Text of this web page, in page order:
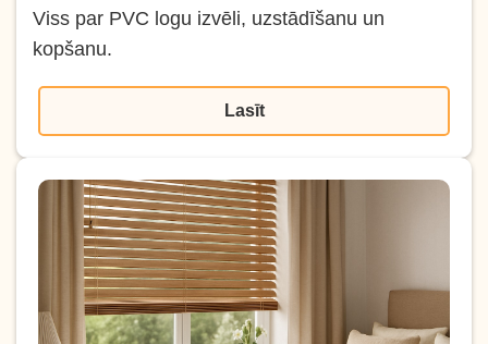
Viss par PVC logu izvēli, uzstādīšanu un
kopšanu.
Lasīt